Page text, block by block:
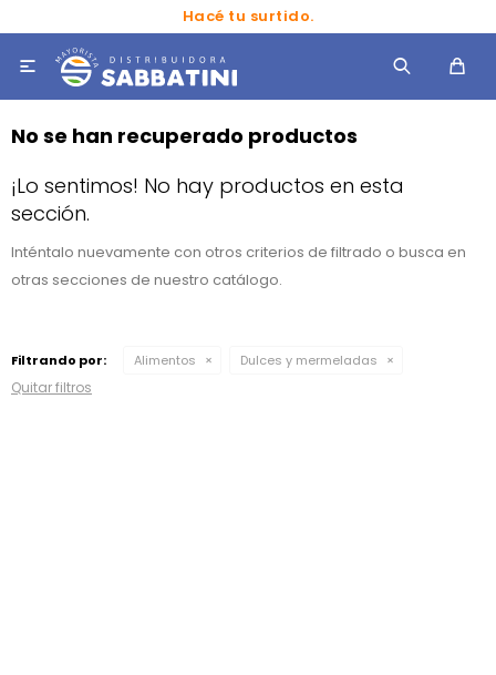
Hacé tu surtido.

No se han recuperado productos
¡Lo sentimos! No hay productos en esta
sección.
Inténtalo nuevamente con otros criterios de filtrado o busca en
otras secciones de nuestro catálogo.
Filtrando por: Alimentos Dulces y mermeladas
Quitar filtros